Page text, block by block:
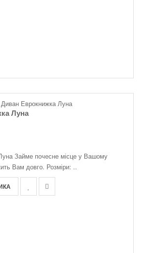
Луна
Займе почесне місце у Вашому
Вам довго. Розміри: ..